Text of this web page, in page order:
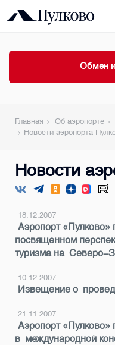
Обмен и
Главная Об аэропорте
Новости аэропорта
Новости
18.12.2007
Аэропорт «Пулково»
посвященном
туризма на Северо-
10.12.2007
Извещение о
21.11.2007
Аэропорт «Пулково»
в международной